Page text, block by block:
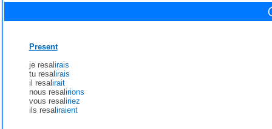
Present
je resalirais
tu resalirais
il resalirait
nous resalirions
vous resaliriez
ils resaliraient